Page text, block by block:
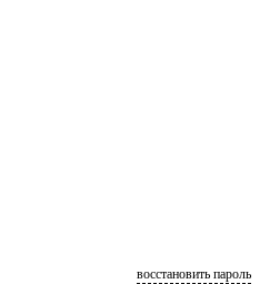
восстановить пароль